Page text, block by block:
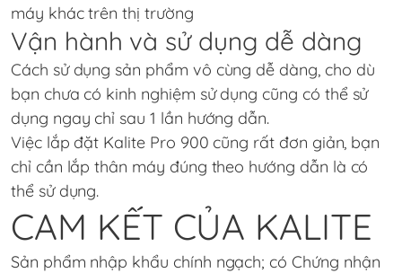
máy khác trên thị trường
Vận hành và sử dụng dễ dàng
Cách sử dụng sản phẩm vô cùng dễ dàng, cho dù
bạn chưa có kinh nghiệm sử dụng cũng có thể sử
dụng ngay chỉ sau 1 lần hướng dẫn.
Việc lắp đặt Kalite Pro 900 cũng rất đơn giản, bạn
chỉ cần lắp thân máy đúng theo hướng dẫn là có
thể sử dụng.
CAM KẾT CỦA KALITE
Sản phẩm nhập khẩu chính ngạch; có Chứng nhận